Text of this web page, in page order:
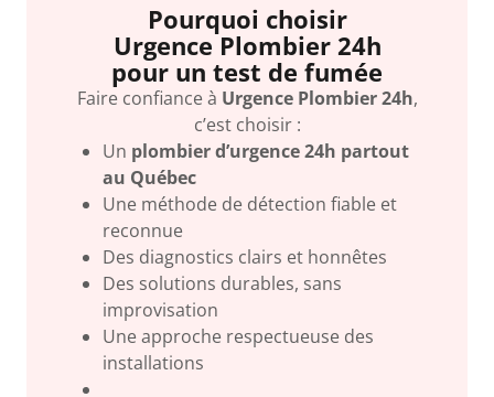
Pourquoi choisir
Urgence Plombier 24h
pour un test de fumée
Faire confiance à Urgence Plombier 24h,
c’est choisir :
Un plombier d’urgence 24h partout
au Québec
Une méthode de détection fiable et
reconnue
Des diagnostics clairs et honnêtes
Des solutions durables, sans
improvisation
Une approche respectueuse des
installations